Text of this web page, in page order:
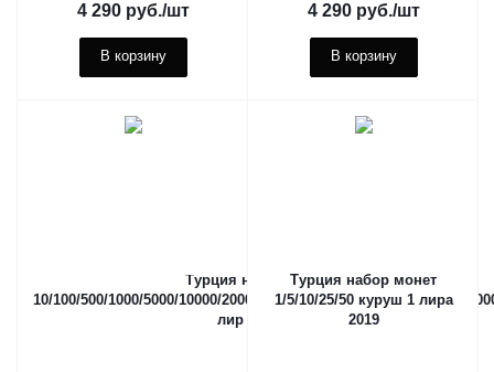
4 290руб./шт
В корзину
4 290руб./шт
В корзину
Турция набор банкнот
10/100/500/1000/5000/10000/20000/50000/10000/25000/500000/
лир 1982-2002
Турция набор монет
1/5/10/25/50 куруш 1 лира
2019